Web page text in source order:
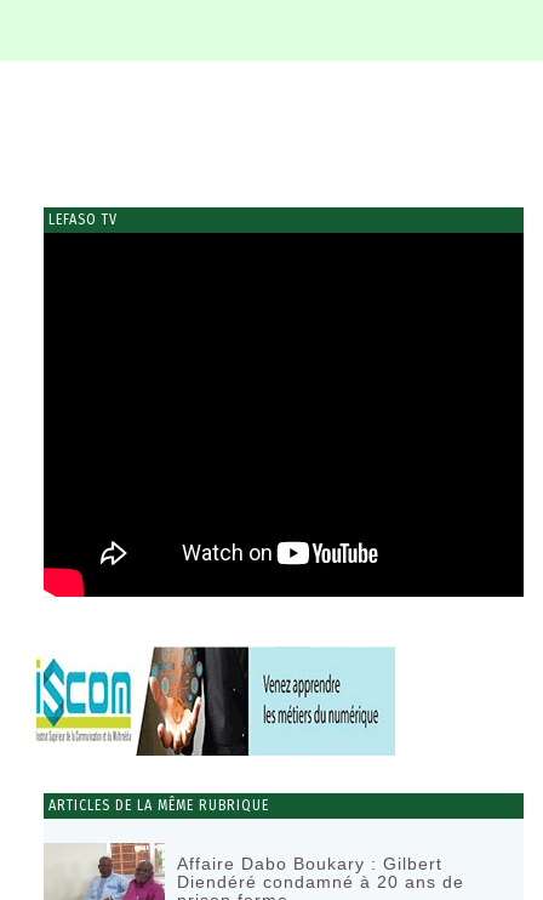
LEFASO TV
ARTICLES DE LA MÊME RUBRIQUE
Affaire Dabo Boukary : Gilbert
Diendéré condamné à 20 ans de